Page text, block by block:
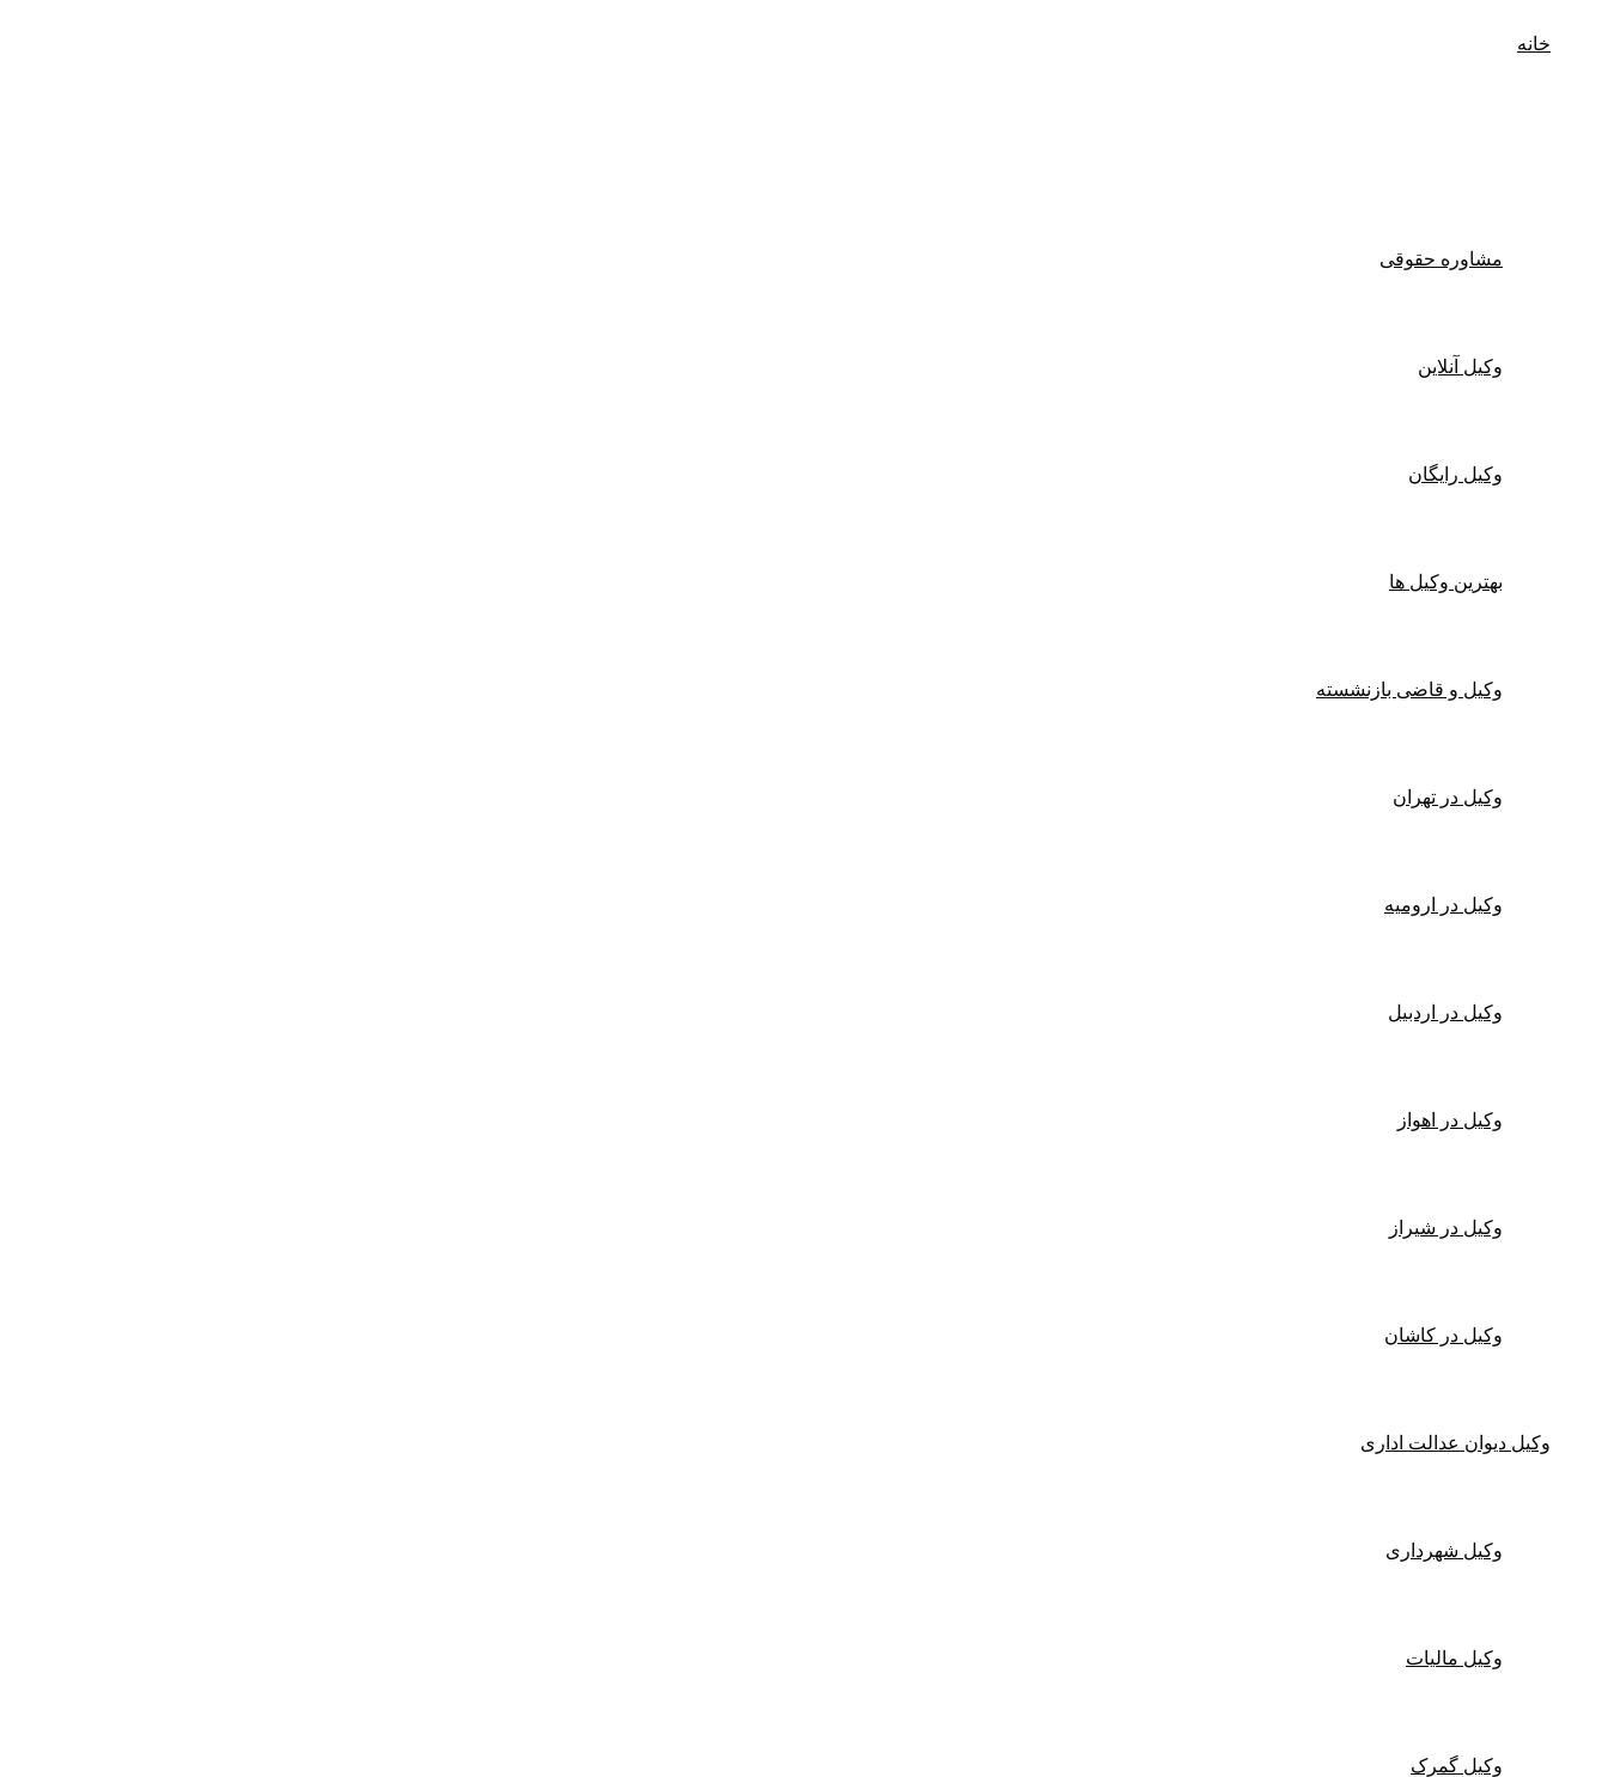
خانه
مشاوره حقوقی
وکیل آنلاین
وکیل رایگان
بهترین وکیل ها
وکیل و قاضی بازنشسته
وکیل در تهران
وکیل در ارومیه
وکیل در اردبیل
وکیل در اهواز
وکیل در شیراز
وکیل در کاشان
وکیل دیوان عدالت اداری
وکیل شهرداری
وکیل مالیات
وکیل گمرک